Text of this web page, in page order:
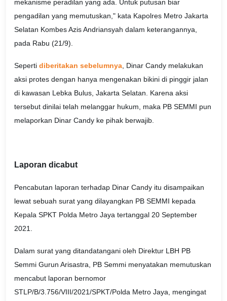
mekanisme peradilan yang ada. Untuk putusan biar
pengadilan yang memutuskan," kata Kapolres Metro Jakarta
Selatan Kombes Azis Andriansyah dalam keterangannya,
pada Rabu (21/9).
Seperti diberitakan sebelumnya , Dinar Candy melakukan
aksi protes dengan hanya mengenakan bikini di pinggir jalan
di kawasan Lebka Bulus, Jakarta Selatan. Karena aksi
tersebut dinilai telah melanggar hukum, maka PB SEMMI pun
melaporkan Dinar Candy ke pihak berwajib.
Laporan dicabut
Pencabutan laporan terhadap Dinar Candy itu disampaikan
lewat sebuah surat yang dilayangkan PB SEMMI kepada
Kepala SPKT Polda Metro Jaya tertanggal 20 September
2021.
Dalam surat yang ditandatangani oleh Direktur LBH PB
Semmi Gurun Arisastra, PB Semmi menyatakan memutuskan
mencabut laporan bernomor
STLP/B/3.756/VIII/2021/SPKT/Polda Metro Jaya, mengingat